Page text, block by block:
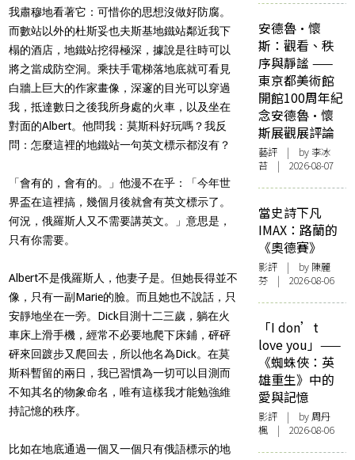
我肅穆地看著它：可惜你的思想沒做好防腐。
而數站以外的杜斯妥也夫斯基地鐵站鄰近我下
榻的酒店，地鐵站挖得極深，據說是往時可以
將之當成防空洞。乘扶手電梯落地底就可看見
白牆上巨大的作家畫像，深邃的目光可以穿過
我，抵達數日之後我所身處的火車，以及坐在
對面的Albert。他問我：莫斯科好玩嗎？我反
問：怎麼這裡的地鐵站一句英文標示都沒有？
「會有的，會有的。」他漫不在乎：「今年世
界盃在這裡搞，幾個月後就會有英文標示了。
何況，俄羅斯人又不需要講英文。」意思是，
只有你需要。
Albert不是俄羅斯人，他妻子是。但她長得並不
像，只有一副Marie的臉。而且她也不說話，只
安靜地坐在一旁。Dick目測十二三歲，躺在火
車床上滑手機，經常不必要地爬下床鋪，砰砰
砰來回踱步又爬回去，所以他名為Dick。在莫
斯科暫留的兩日，我已習慣為一切可以目測而
不知其名的物象命名，唯有這樣我才能勉強維
持記憶的秩序。
比如在地底通過一個又一個只有俄語標示的地
安德魯·懷
斯：觀看、秩
序與靜謐 ——
東京都美術館
開館100周年紀
念安德魯·懷
斯展觀展評論
藝評 | by 李冰
苔 | 2026-08-07
當史詩下凡
IMAX：路蘭的
《奧德賽》
影評 | by 陳麗
芬 | 2026-08-06
「I don’t
love you」——
《蜘蛛俠：英
雄重生》中的
愛與記憶
影評 | by周丹
楓 | 2026-08-06